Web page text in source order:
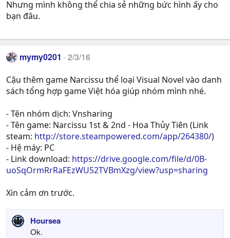
Nhưng mình không thể chia sẻ những bức hình ấy cho
bạn đâu.
mymy0201 2/3/16
Cậu thêm game Narcissu thể loại Visual Novel vào danh
sách tổng hợp game Việt hóa giúp nhóm mình nhé.
- Tên nhóm dịch: Vnsharing
- Tên game: Narcissu 1st & 2nd - Hoa Thủy Tiên (Link
steam: http://store.steampowered.com/app/264380/)
- Hệ máy: PC
- Link download: https://drive.google.com/file/d/0B-
uoSqOrmRrRaFEzWU52TVBmXzg/view?usp=sharing
Xin cảm ơn trước.
Hoursea
Ok.